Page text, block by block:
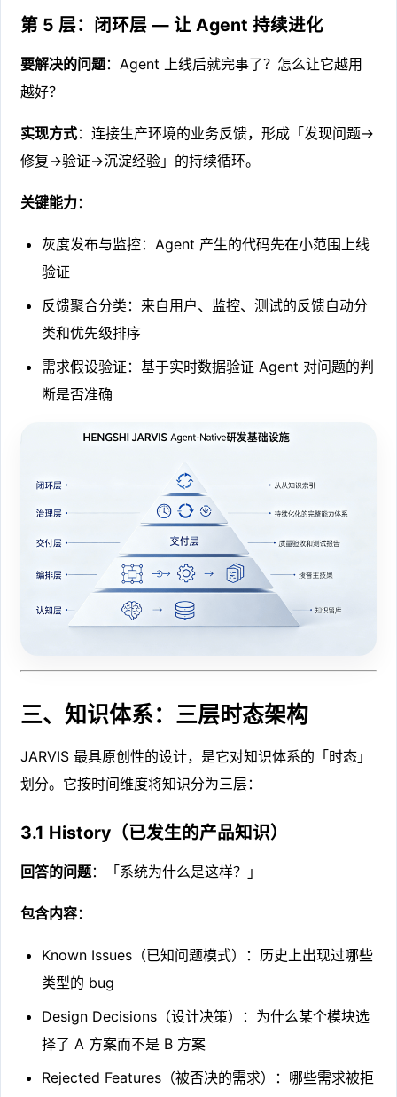
第 5 层：闭环层 — 让 Agent 持续进化
要解决的问题：Agent 上线后就完事了？怎么让它越用
越好？
实现方式：连接生产环境的业务反馈，形成「发现问题→
修复→验证→沉淀经验」的持续循环。
关键能力：
灰度发布与监控：Agent 产生的代码先在小范围上线
验证
反馈聚合分类：来自用户、监控、测试的反馈自动分
类和优先级排序
需求假设验证：基于实时数据验证 Agent 对问题的判
断是否准确
三、知识体系：三层时态架构
JARVIS 最具原创性的设计，是它对知识体系的「时态」
划分。它按时间维度将知识分为三层：
3.1 History（已发生的产品知识）
回答的问题：「系统为什么是这样？」
包含内容：
Known Issues（已知问题模式）：历史上出现过哪些
类型的 bug
Design Decisions（设计决策）：为什么某个模块选
择了 A 方案而不是 B 方案
Rejected Features（被否决的需求）：哪些需求被拒